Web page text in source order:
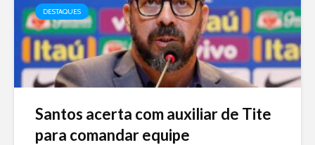
DESTAQUES
Santos acerta com auxiliar de Tite
para comandar equipe